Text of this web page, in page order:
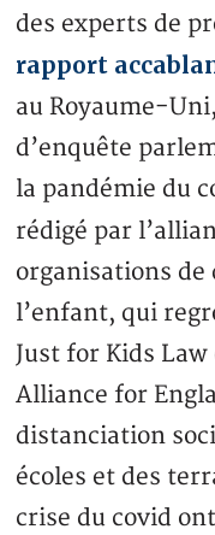
des experts de
rapport
au Royaume-
d’enquête
la pandémie du
rédigé par
organisations de
l’enfant, qui
Just for Kids
Alliance for
distanciation
écoles et des
crise du covid